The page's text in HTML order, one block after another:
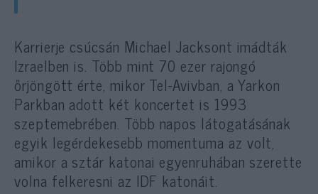
Karrierje csúcsán Michael Jacksont imádták
Izraelben is. Több mint 70 ezer rajongó
őrjöngött érte, mikor Tel-Avivban, a Yarkon
Parkban adott két koncertet is 1993
szeptemebrében. Több napos látogatásának
egyik legérdekesebb momentuma az volt,
amikor a sztár katonai egyenruhában szerette
volna felkeresni az IDF katonáit.